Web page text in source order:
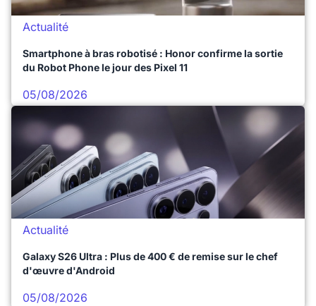
Actualité
Smartphone à bras robotisé : Honor confirme la sortie
du Robot Phone le jour des Pixel 11
05/08/2026
Actualité
Galaxy S26 Ultra : Plus de 400 € de remise sur le chef
d'œuvre d'Android
05/08/2026